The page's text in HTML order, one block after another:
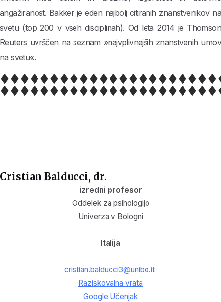
angažiranost. Bakker je eden najbolj citiranih znanstvenikov na
svetu (top 200 v vseh disciplinah). Od leta 2014 je Thomson
Reuters uvrščen na seznam »najvplivnejših znanstvenih umov
na svetu«.
Cristian Balducci, dr.
izredni profesor
Oddelek za psihologijo
Univerza v Bologni
Italija
cristian.balducci3@unibo.it
Raziskovalna vrata
Google Učenjak